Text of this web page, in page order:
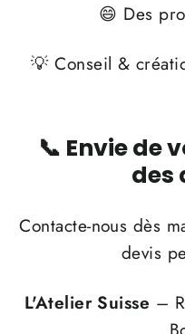
😄 Des
💡 Conseil &
📞 Envie de
des
Contacte-nous dès
devis
L'Atelier Suisse –